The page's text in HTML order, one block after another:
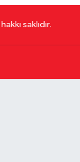
saklıdır.